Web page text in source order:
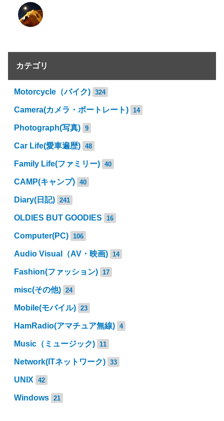
カテゴリ
Motorcycle（バイク) 324
Camera(カメラ・ポートレート) 14
Photograph(写真) 9
Car Life(愛車遍歴) 48
Family Life(ファミリー) 40
CAMP(キャンプ) 40
Diary(日記) 241
OLDIES BUT GOODIES 16
Computer(PC) 106
Audio Visual（AV・映画) 14
Fashion(ファッション) 17
misc(その他) 24
Mobile(モバイル) 23
HamRadio(アマチュア無線) 4
Music（ミュージック) 11
Network(ITネットワーク) 33
UNIX 42
Windows 21